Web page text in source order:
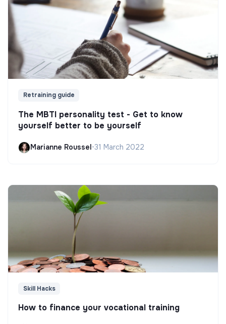
Retraining guide
The MBTI personality test - Get to know
yourself better to be yourself
Marianne Roussel•31 March 2022
Skill Hacks
How to finance your vocational training